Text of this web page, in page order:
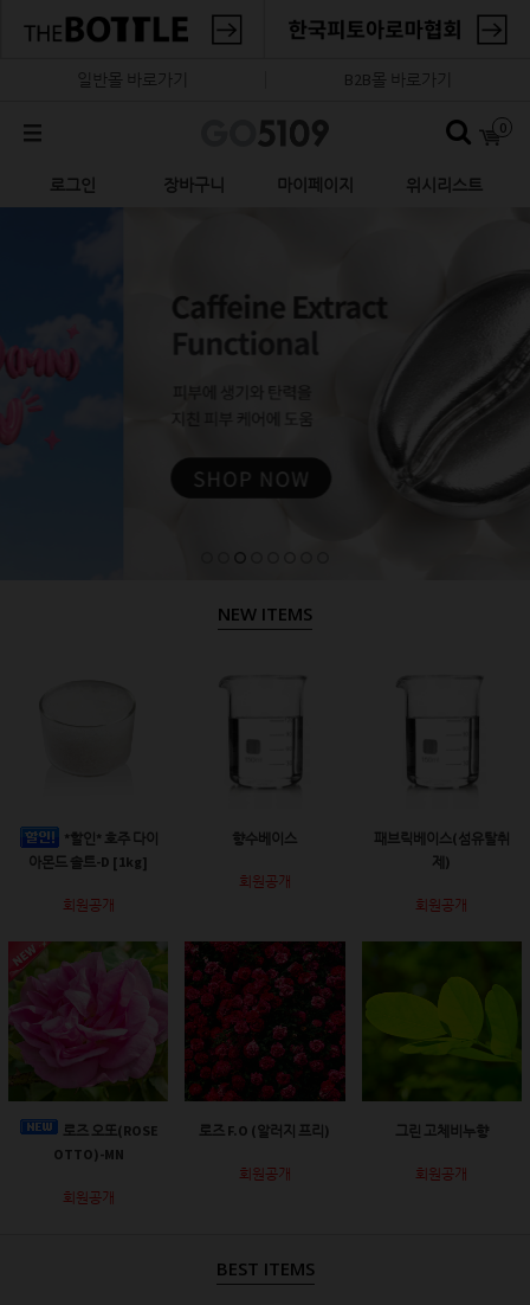
일반몰 바로가기 B2B몰 바로가기
0
로그인 장바구니 마이페이지 위시리스트
NEW ITEMS
*할인* 호주 다이
아몬드 솔트-D [1kg]
회원공개
향수베이스
회원공개
패브릭베이스(섬유탈취
제)
회원공개
로즈 오또(ROSE
OTTO)-MN
회원공개
로즈 F.O (알러지 프리)
회원공개
그린 고체비누향
회원공개
BEST ITEMS